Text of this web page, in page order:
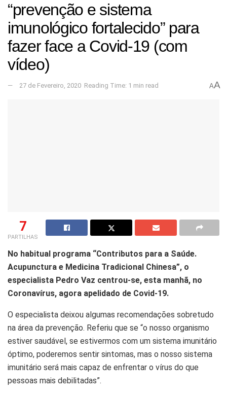
“prevenção e sistema
imunológico fortalecido” para
fazer face a Covid-19 (com
vídeo)
27 de Fevereiro, 2020 Reading Time: 1 min read AA
7
PARTILHAS
No habitual programa “Contributos para a Saúde.
Acupunctura e Medicina Tradicional Chinesa”, o
especialista Pedro Vaz centrou-se, esta manhã, no
Coronavírus, agora apelidado de Covid-19.
O especialista deixou algumas recomendações sobretudo
na área da prevenção. Referiu que se “o nosso organismo
estiver saudável, se estivermos com um sistema imunitário
óptimo, poderemos sentir sintomas, mas o nosso sistema
imunitário será mais capaz de enfrentar o vírus do que
pessoas mais debilitadas”.